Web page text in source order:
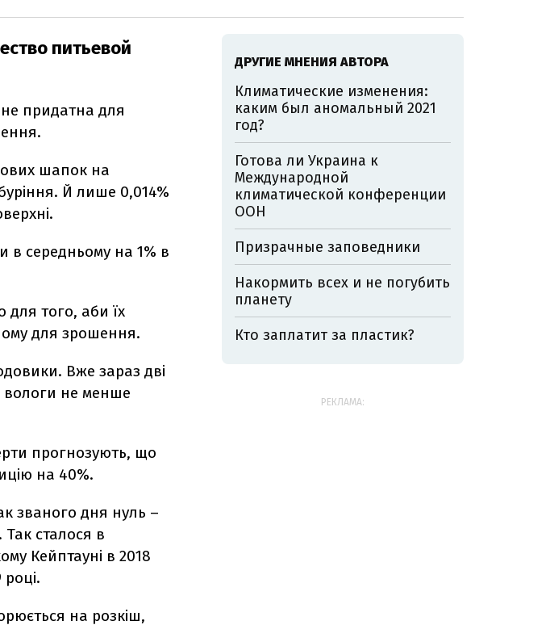
питьевой
придатна для
шапок на
Й лише 0,014%
в середньому на 1% в
для того, аби їх
для зрошення.
Вже зараз дві
вологи не менше
прогнозують, що
на 40%.
званого дня нуль –
Так сталося в
Кейптауні в 2018
році.
на розкіш,
ДРУГИЕ МНЕНИЯ АВТОРА
Климатические изменения:
каким был аномальный 2021
год?
Готова ли Украина к
Международной
климатической конференции
ООН
Призрачные заповедники
Накормить всех и не погубить
планету
Кто заплатит за пластик?
РЕКЛАМА: